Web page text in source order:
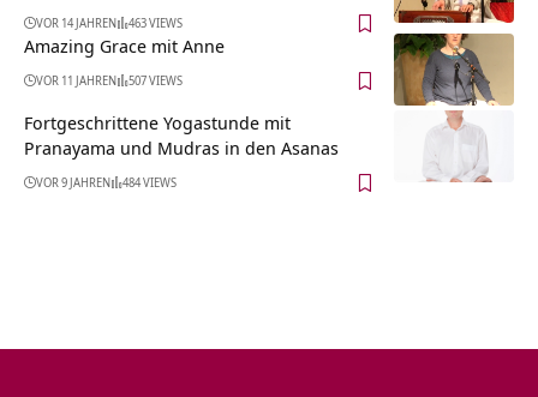
VOR 14 JAHREN 463 VIEWS
Amazing Grace mit Anne
VOR 11 JAHREN 507 VIEWS
Fortgeschrittene Yogastunde mit
Pranayama und Mudras in den Asanas
VOR 9 JAHREN 484 VIEWS